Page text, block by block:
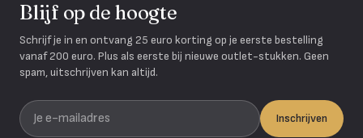
Blijf op de hoogte
Schrijf je in en ontvang 25 euro korting op je eerste bestelling
vanaf 200 euro. Plus als eerste bij nieuwe outlet-stukken. Geen
spam, uitschrijven kan altijd.
Je e-mailadres
Inschrijven